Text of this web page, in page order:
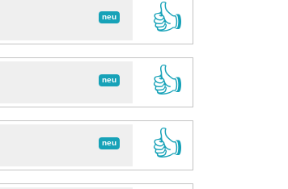
neu
👍
neu
👍
neu
👍